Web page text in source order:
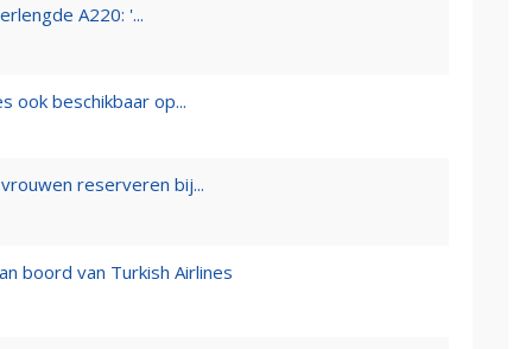
A220: '...
ook beschikbaar op...
reserveren bij...
boord van Turkish Airlines